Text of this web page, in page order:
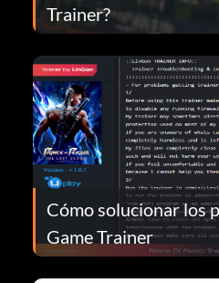
Trainer?
Cómo solucionar los
Game Trainer